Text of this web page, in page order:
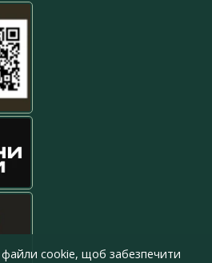
cookie, щоб забезпечити